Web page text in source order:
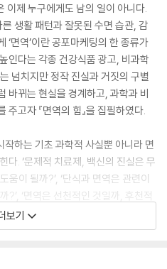
이제 누구에게도 남의 일이 아니다.
생활 패턴과 잘못된 수면 습관, 감
‘면역’이란 공포마케팅의 한 종류가
인다는 각종 건강식품 광고, 비과학
넘치지만 정작 진실과 거짓의 구별
바뀌는 현실을 경계하고, 과학과 비
고자 『면역의 힘』을 집필하였다.
작하는 기초 과학적 사실뿐 아니라 면
다. ‘문제적 치료제, 백신의 진실은 무
움이 될까?’, ‘단식과 면역은 관련이
?’, ‘면역은 선천적인 것일까, 후천적
까?’, ‘임신기, 유아기, 성장기, 성인
는 언제일까?’ 같은 면역에 대한 궁
보기